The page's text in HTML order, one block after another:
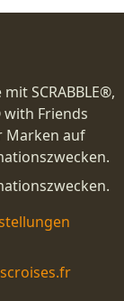
SCRABBLE®,
Friends
Marken auf